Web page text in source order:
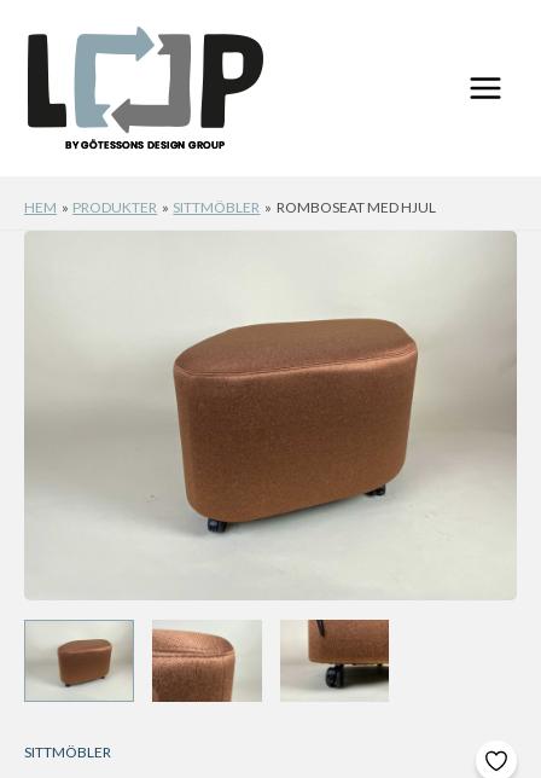
innehåll
HEM PRODUKTER SITTMÖBLER ROMBOSEAT MED HJUL
SITTMÖBLER